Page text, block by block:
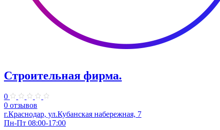
Строительная фирма.
0
0 отзывов
г.Краснодар, ул.Кубанская набережная, 7
Пн-Пт 08:00-17:00